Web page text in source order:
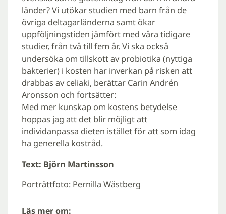
länder? Vi utökar studien med barn från de
övriga deltagarländerna samt ökar
uppföljningstiden jämfört med våra tidigare
studier, från två till fem år. Vi ska också
undersöka om tillskott av probiotika (nyttiga
bakterier) i kosten har inverkan på risken att
drabbas av celiaki, berättar Carin Andrén
Aronsson och fortsätter:
Med mer kunskap om kostens betydelse
hoppas jag att det blir möjligt att
individanpassa dieten istället för att som idag
ha generella kostråd.
Text: Björn Martinsson
Porträttfoto: Pernilla Wästberg
Läs mer om: